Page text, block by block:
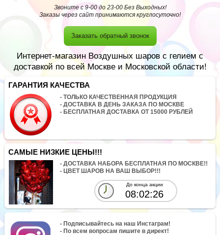
Звоните с 9-00 до 23-00 Без Выходных!
Заказы через сайт принимаются круглосуточно!
Заказать обратный звонок
Интернет-магазин Воздушных шаров с гелием с
доставкой по всей Москве и Московской области!
ГАРАНТИЯ КАЧЕСТВА
- ТОЛЬКО КАЧЕСТВЕННАЯ ПРОДУКЦИЯ
- ДОСТАВКА В ДЕНЬ ЗАКАЗА ПО МОСКВЕ
- БЕСПЛАТНАЯ ДОСТАВКА ОТ 15000 РУБЛЕЙ
САМЫЕ НИЗКИЕ ЦЕНЫ!!!
- ДОСТАВКА НАБОРА БЕСПЛАТНАЯ ПО МОСКВЕ!!
- ЦВЕТ ШАРОВ НА ВАШ ВЫБОР!!!
До конца акции
08:02:26
- Подписывайтесь на наш Инстаграм!
- По всем вопросам пишите в директ!